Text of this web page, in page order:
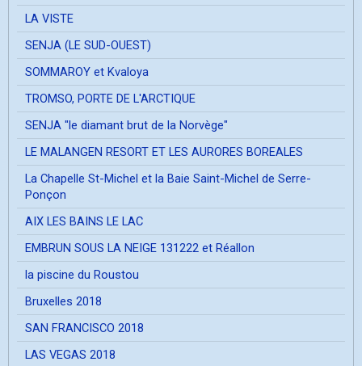
LA VISTE
SENJA (LE SUD-OUEST)
SOMMAROY et Kvaloya
TROMSO, PORTE DE L'ARCTIQUE
SENJA "le diamant brut de la Norvège"
LE MALANGEN RESORT ET LES AURORES BOREALES
La Chapelle St-Michel et la Baie Saint-Michel de Serre-
Ponçon
AIX LES BAINS LE LAC
EMBRUN SOUS LA NEIGE 131222 et Réallon
la piscine du Roustou
Bruxelles 2018
SAN FRANCISCO 2018
LAS VEGAS 2018